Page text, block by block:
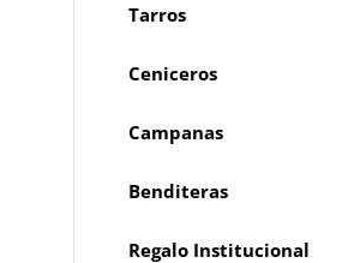
Tarros
Ceniceros
Campanas
Benditeras
Regalo Institucional